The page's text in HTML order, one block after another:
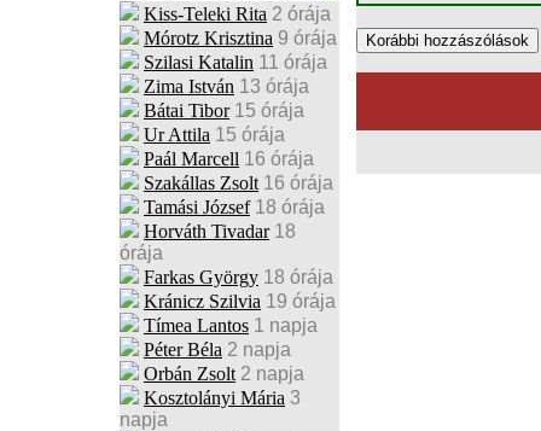
Kiss-Teleki Rita 2 órája
Mórotz Krisztina 9 órája
Szilasi Katalin 11 órája
Zima István 13 órája
Bátai Tibor 15 órája
Ur Attila 15 órája
Paál Marcell 16 órája
Szakállas Zsolt 16 órája
Tamási József 18 órája
Horváth Tivadar 18
órája
Farkas György 18 órája
Kránicz Szilvia 19 órája
Tímea Lantos 1 napja
Péter Béla 2 napja
Orbán Zsolt 2 napja
Kosztolányi Mária 3
napja